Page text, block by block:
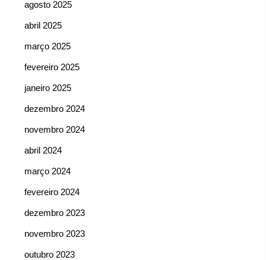
agosto 2025
abril 2025
março 2025
fevereiro 2025
janeiro 2025
dezembro 2024
novembro 2024
abril 2024
março 2024
fevereiro 2024
dezembro 2023
novembro 2023
outubro 2023